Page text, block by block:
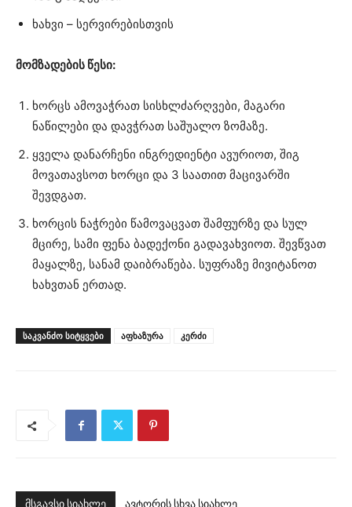
ხახვი – სერვირებისთვის
მომზადების წესი:
ხორცს ამოვაჭრათ სისხლძარღვები, მაგარი
ნაწილები და დავჭრათ საშუალო ზომაზე.
ყველა დანარჩენი ინგრედიენტი ავურიოთ, შიგ
მოვათავსოთ ხორცი და 3 საათით მაცივარში
შევდგათ.
ხორცის ნაჭრები წამოვაცვათ შამფურზე და სულ
მცირე, სამი ფენა ბადექონი გადავახვიოთ. შევწვათ
მაყალზე, სანამ დაიბრაწება. სუფრაზე მივიტანოთ
ხახვთან ერთად.
ᲡᲐᲙᲕᲐᲜᲫᲝ ᲡᲘᲢᲧᲕᲔᲑᲘ აფხაზურა კერძი
მსგავსი სიახლე ავტორის სხვა სიახლე